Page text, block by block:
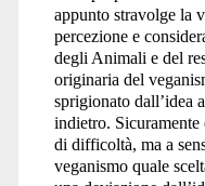
appunto stravolge la
percezione e
degli Animali e del
originaria del
sprigionato dall’idea
indietro. Sicuramente
di difficoltà, ma a
veganismo quale